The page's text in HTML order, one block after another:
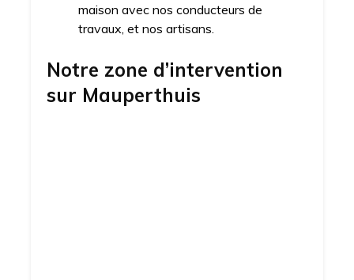
maison avec nos conducteurs de
travaux, et nos artisans.
Notre zone d’intervention
sur Mauperthuis